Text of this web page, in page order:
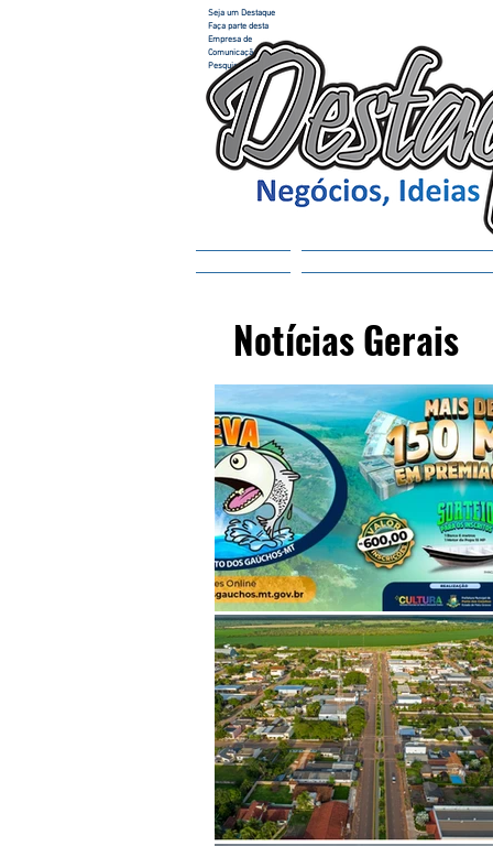
Seja um Destaque
Faça parte desta
Empresa de
Comunicação e
Pesquisa
Notícias Gerais